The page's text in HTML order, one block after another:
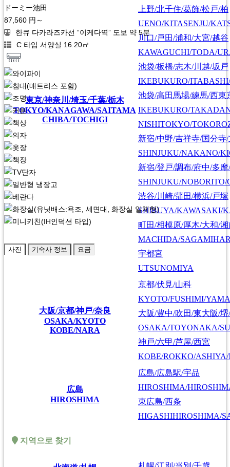
東京/神奈川/埼玉/千葉/栃木
TOKYO/KANAGAWA/SAITAMA
CHIBA/TOCHIGI
上野/北千住/葛飾/松戸/柏
UENO/KITASENJU/
川口/戸田/浦和/大宮/越谷
KAWAGUCHI/TODA/
池袋/板橋/志木/川越/坂戸
IKEBUKURO/
池袋/高田馬場/練馬/西東
IKEBUKURO/
NISHITOKYO/
新宿/中野/吉祥寺/国分寺
SHINJUKU/NAKANO/
新宿/登戸/調布/府中/多
SHINJUKU/
渋谷/川崎/蒲田/横浜/戸塚
SHIBUYA/KAWASAKI/
町田/相模原/厚木/大和/湘
MACHIDA/
宇都宮
UTSUNOMIYA
大阪/京都/神戸/奈良
OSAKA/KYOTO
KOBE/NARA
京都/伏見/山科
KYOTO/FUSHIMI/
大阪/豊中/吹田/東大阪/
OSAKA/TOYONAKA/
神戸/六甲/芦屋/西宮
KOBE/ROKKO/
広島
HIROSHIMA
広島/広島駅/宇品
HIROSHIMA/
東広島/西条
HIGASHIHIROSHIMA/
지역으로 찾기
ドーミー池田
87,560 円～
한큐 다카라즈카선 “이케다역” 도보 약 5분
C 타입 서양실 16.20㎡
사진 기숙사 정보 요금